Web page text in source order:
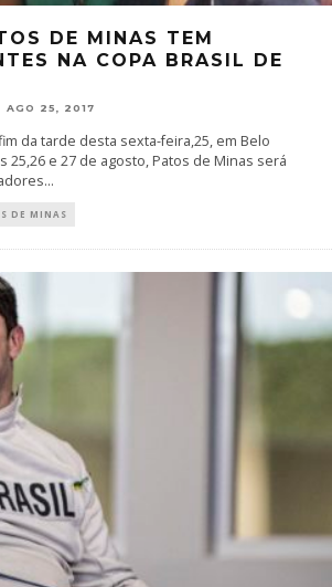
DE MINAS TEM
NA COPA BRASIL DE
AGO 25, 2017
da tarde desta sexta-feira,25, em Belo
25,26 e 27 de agosto, Patos de Minas será
...
DE MINAS